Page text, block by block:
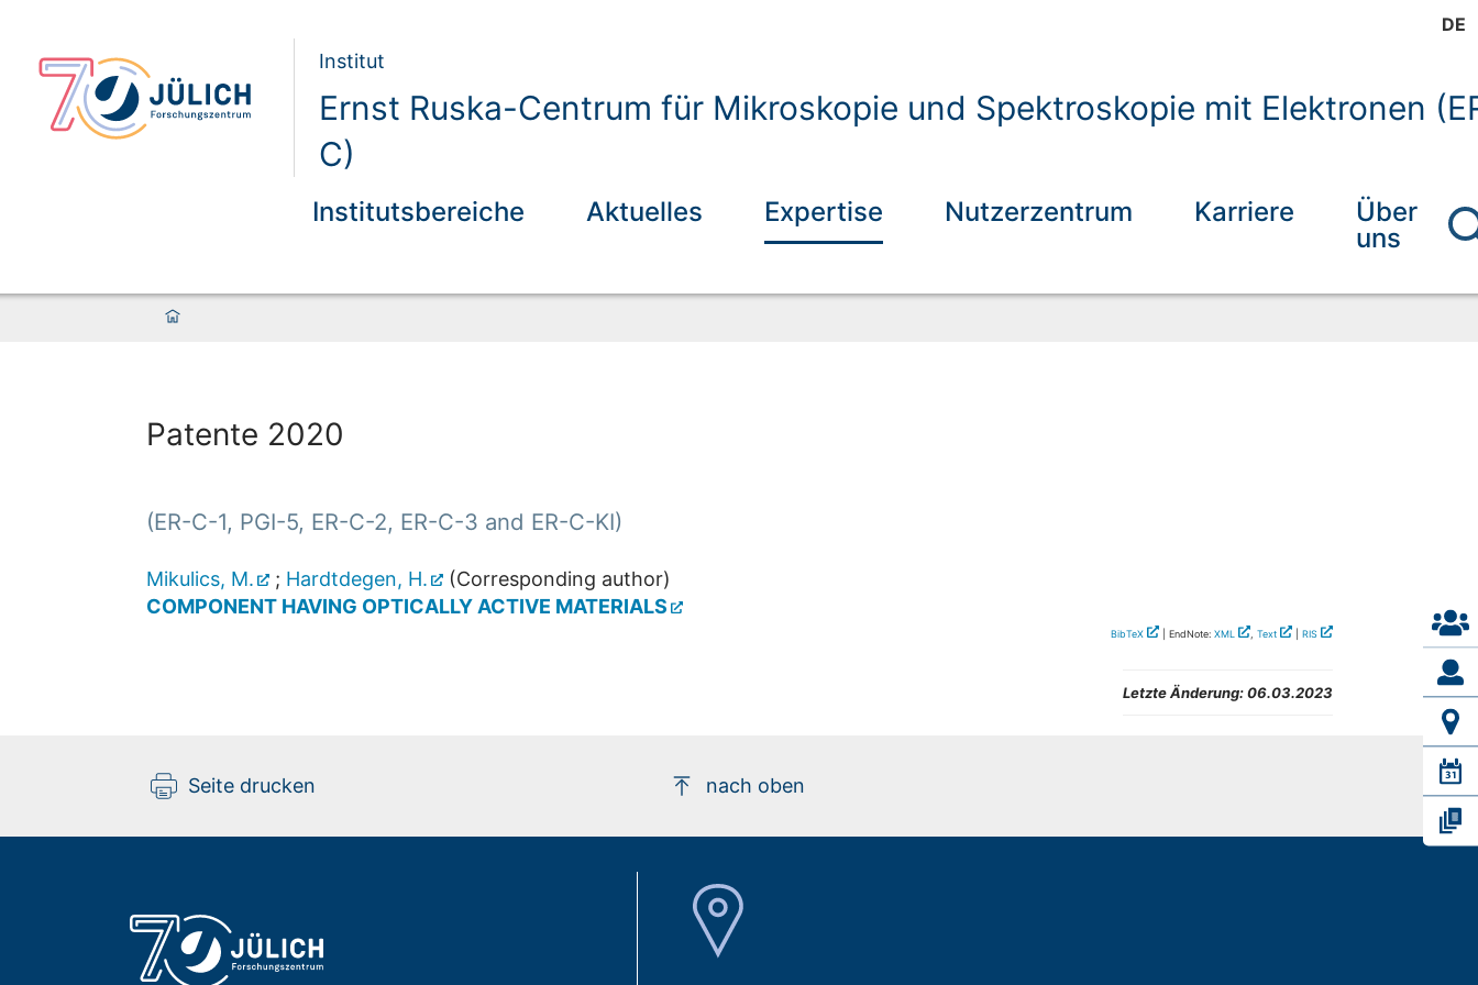
DE
Institut
Ernst Ruska-Centrum für Mikroskopie und Spektroskopie mit Elektronen
C)
Institutsbereiche Aktuelles Expertise Nutzerzentrum Karriere
Über
uns
Patente 2020
(ER-C-1, PGI-5, ER-C-2, ER-C-3 and ER-C-KI)
Mikulics, M. ; Hardtdegen, H.
(Corresponding author)
COMPONENT HAVING OPTICALLY ACTIVE MATERIALS
BibTeX | EndNote: XML , Text | RIS
Letzte Änderung: 06.03.2023
Seite drucken nach oben